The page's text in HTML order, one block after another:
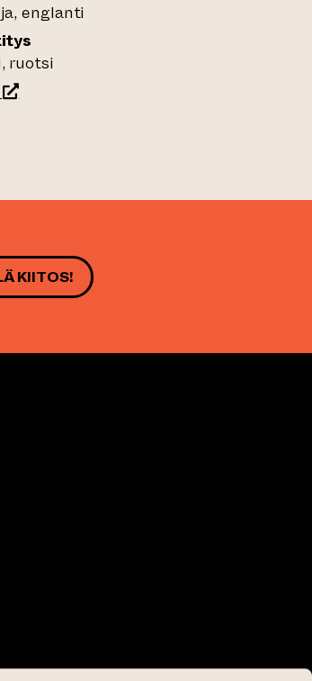
englanti
ruotsi
toiseen verkkopalveluun)
KIITOS!